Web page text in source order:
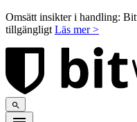
Omsätt insikter i handling:
tillgängligt Läs mer >